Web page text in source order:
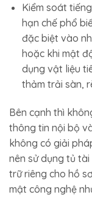
Kiểm soát
hạn chế phổ
đặc biệt vào
hoặc khi mật
dụng vật liệu
thảm trải sàn,
Bên cạnh thì
thông tin nội bộ
không có giải
nên sử dụng tủ
trữ riêng cho hồ
mật công nghệ